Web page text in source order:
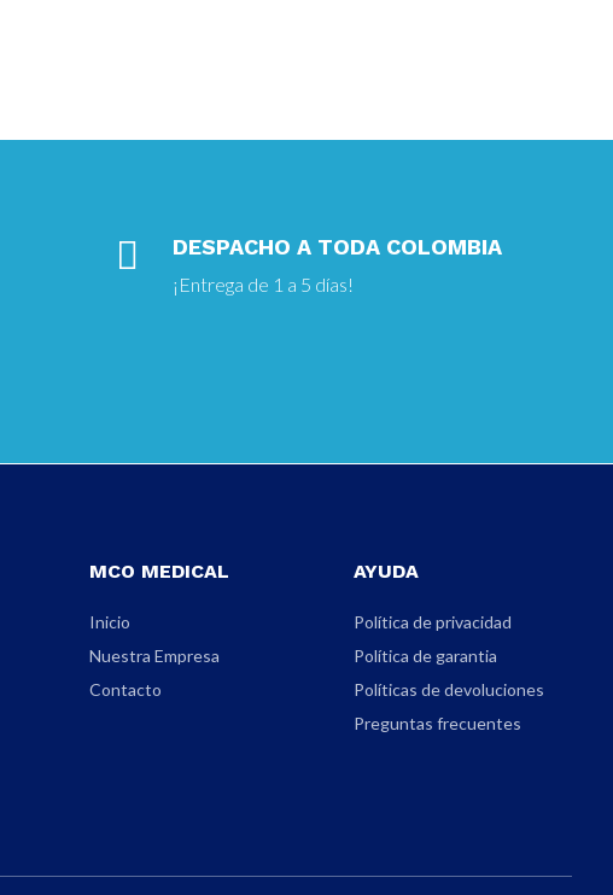
 DESPACHO A TODA COLOMBIA
¡Entrega de 1 a 5 días!
MCO MEDICAL
Inicio
Nuestra Empresa
Contacto
AYUDA
Política de privacidad
Política de garantia
Políticas de devoluciones
Preguntas frecuentes